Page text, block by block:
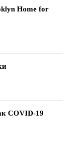
Home for
COVID-19